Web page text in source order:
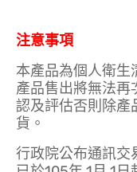
注意事項
本產品為個人衛生
產品售出將無法再
認及評估否則除產
貨。
行政院公布通訊交